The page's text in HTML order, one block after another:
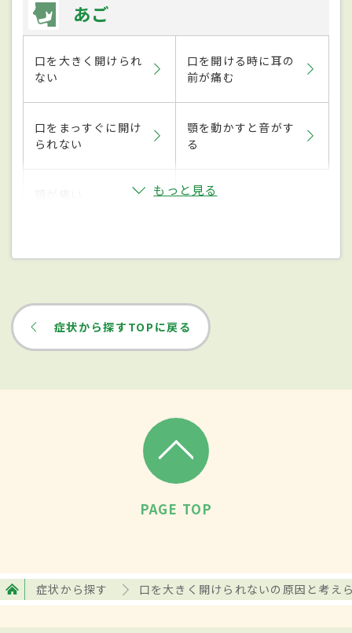
あご
口を大きく開けられ
ない
口を開ける時に耳の
前が痛む
口をまっすぐに開け
られない
顎を動かすと音がす
る
もっと見る
症状から探すTOPに戻る
PAGE TOP
症状から探す 口を大きく開けられないの原因と考え